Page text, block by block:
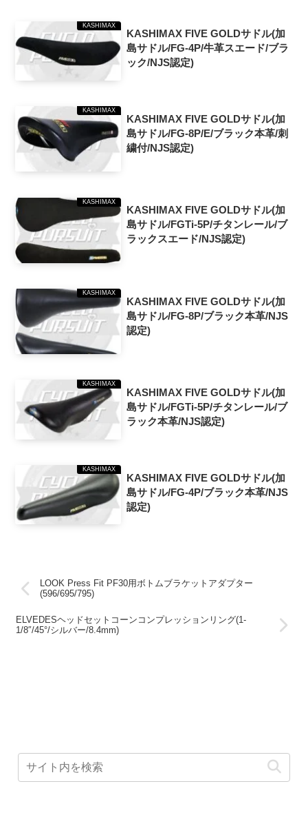
KASHIMAX
KASHIMAX FIVE GOLDサドル(加
島サドル/FG-4P/牛革スエード/ブラ
ック/NJS認定)
KASHIMAX
KASHIMAX FIVE GOLDサドル(加
島サドル/FG-8P/E/ブラック本革/刺
繍付/NJS認定)
KASHIMAX
KASHIMAX FIVE GOLDサドル(加
島サドル/FGTi-5P/チタンレール/ブ
ラックスエード/NJS認定)
KASHIMAX
KASHIMAX FIVE GOLDサドル(加
島サドル/FG-8P/ブラック本革/NJS
認定)
KASHIMAX
KASHIMAX FIVE GOLDサドル(加
島サドル/FGTi-5P/チタンレール/ブ
ラック本革/NJS認定)
KASHIMAX
KASHIMAX FIVE GOLDサドル(加
島サドル/FG-4P/ブラック本革/NJS
認定)
LOOK Press Fit PF30用ボトムブラケットアダプター
(596/695/795)
ELVEDESヘッドセットコーンコンプレッションリング(1-
1/8″/45°/シルバー/8.4mm)